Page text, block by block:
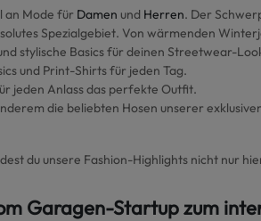
an Mode für Damen und Herren. Der
Spezialgebiet. Von wärmenden
stylische Basics für deinen Streetwear-
und Print-Shirts für jeden Tag.
jeden Anlass das perfekte Outfit.
die beliebten Hosen unserer
du unsere Fashion-Highlights nicht nur
Garagen-Startup zum